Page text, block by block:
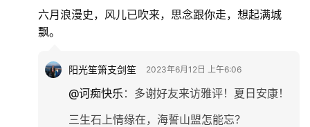
六月浪漫史，风儿已吹来，思念跟你走，想起满城
飘。
阳光笙箫支剑笙 2023年6月12日 上午6:06
@诃痴快乐 ： 多谢好友来访雅评！夏日安康！
三生石上情缘在，海誓山盟怎能忘？